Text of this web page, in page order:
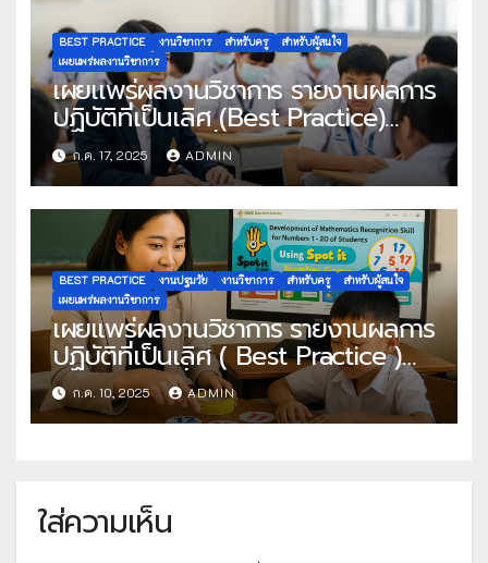
BEST PRACTICE งานวิชาการ สำหรับครู
สำหรับผู้สนใจ
เผยแพร่ผลงานวิชาการ
เผยเเพร่ผลงานวิชาการ รายงานผลการ
ปฏิบัติที่เป็นเลิศ (Best Practice)
ประเภท ผู้สร้างสื่อเทคโนโลยีดิจิทัล
ประจำปีงบประมาณ พ.ศ. 2568 เรื่อง
การพัฒนานวัตกรรมการเรียนการสอน
สุขศึกษาและพลศึกษา เรื่อง อาหาร
หลัก 5 หมู่ โดยใช้เทคนิค co-5STEPS
เพื่อกระบวนการจัดการเรียนรู้เชิง
รุก(active learning) ร่วมกับการใช้สื่อ
ระบบคลังสื่อเทคโนโลยีดิจิทัล OBEC
Centent Center
ก.ค. 17, 2025 ADMIN
BEST PRACTICE งานปฐมวัย งานวิชาการ สำหรับครู
สำหรับผู้สนใจ
เผยแพร่ผลงานวิชาการ
เผยแพร่ผลงานวิชาการ รายงานผลการ
ปฏิบัติที่เป็นเลิศ ( Best Practice )
ประเภท ผู้ใช้สื่อเทคโนโลยีดิจิทัจ
OBEC Content Center การพัฒนา
ทักษะทางคณิตศาสตร์ด้านการจดจำ
คลังสื่อ OBEC Content Center
ก.ค. 10, 2025 ADMIN
ใส่ความเห็น